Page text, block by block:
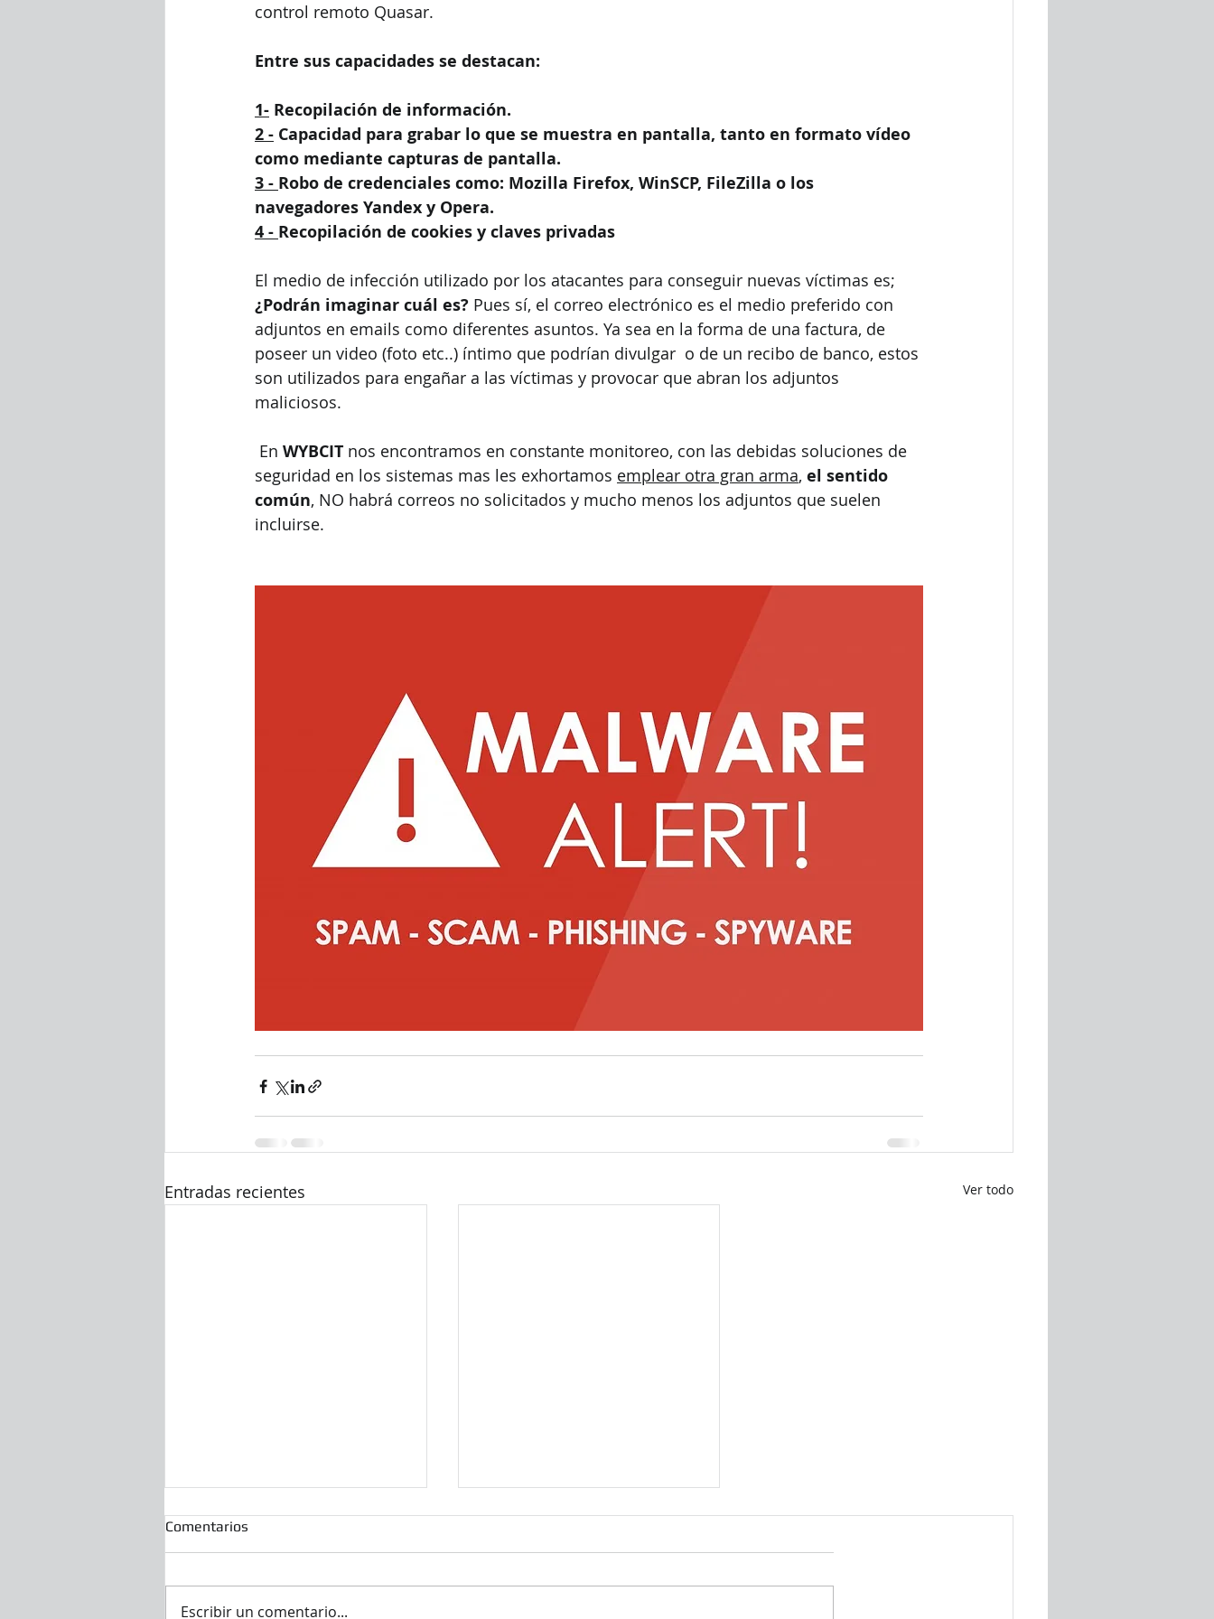
control remoto Quasar.
Entre sus capacidades se destacan:
1- Recopilación de información.
2 - Capacidad para grabar lo que se muestra en pantalla, tanto en formato vídeo
como mediante capturas de pantalla.
3 - Robo de credenciales como: Mozilla Firefox, WinSCP, FileZilla o los
navegadores Yandex y Opera.
4 - Recopilación de cookies y claves privadas
El medio de infección utilizado por los atacantes para conseguir nuevas víctimas es;
¿Podrán imaginar cuál es? Pues sí, el correo electrónico es el medio preferido con
adjuntos en emails como diferentes asuntos. Ya sea en la forma de una factura, de
poseer un video (foto etc..) íntimo que podrían divulgar  o de un recibo de banco, estos
son utilizados para engañar a las víctimas y provocar que abran los adjuntos
maliciosos.
En WYBCIT nos encontramos en constante monitoreo, con las debidas soluciones de
seguridad en los sistemas mas les exhortamos emplear otra gran arma, el sentido
común, NO habrá correos no solicitados y mucho menos los adjuntos que suelen
incluirse.
Entradas recientes Ver todo
Comentarios
Escribir un comentario...